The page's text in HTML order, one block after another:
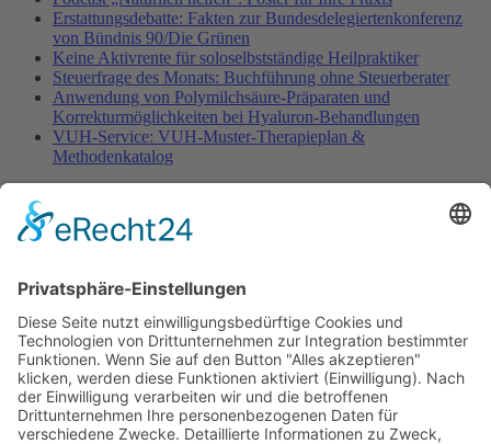
Erstattungsdebatte: Fakten zur Bundesdelegiertenkonferenz
von Bündnis 90/Die Grünen
Keine Aktivrente für soloselbstständige Heilpraktiker
Steuerfrage des Monats: Buchführung ohne Steuerberater
Anwendung von Polymilchsäure-Präparaten und
Korrekturmöglichkeiten bei Hyaluron-Behandlungen
VUH-Service: VUH-Muster-Therapieplan &
Methodenkatalog
Fachinformationen
Erstattungsfähige rezeptfreie Medikamente
Studie: Reduziert das Darmbakterium Bacteroides vulgatus
Heißhunger auf Süßes?
Verband Unabhängiger Heilpraktiker e.V.
Diese E-Mail-Adresse ist vor Spambots geschützt! Zur
Anzeige muss JavaScript eingeschaltet sein!